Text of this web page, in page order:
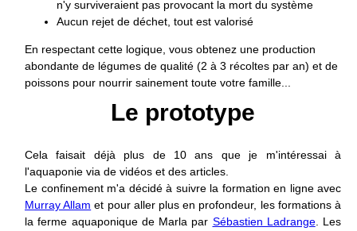
n'y surviveraient pas provocant la mort du système
Aucun rejet de déchet, tout est valorisé
En respectant cette logique, vous obtenez une production
abondante de légumes de qualité (2 à 3 récoltes par an) et de
poissons pour nourrir sainement toute votre famille...
Le prototype
Cela faisait déjà plus de 10 ans que je m'intéressai à
l'aquaponie via de vidéos et des articles.
Le confinement m'a décidé à suivre la formation en ligne avec
Murray Allam et pour aller plus en profondeur, les formations à
la ferme aquaponique de Marla par Sébastien Ladrange. Les